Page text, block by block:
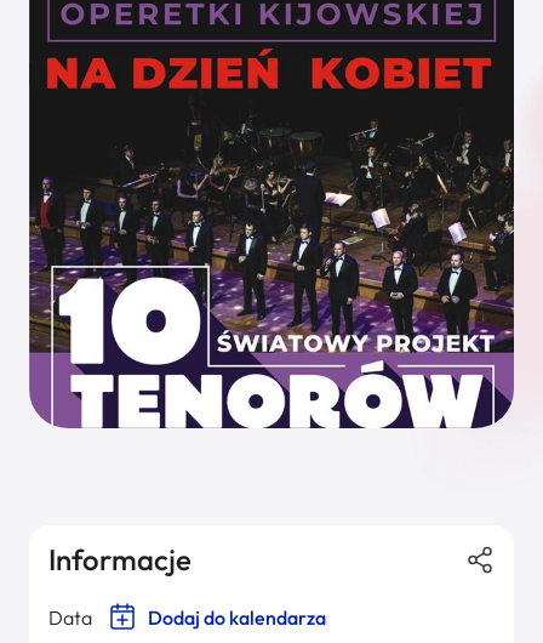
Wyszukaj
Informacje
Data Dodaj do kalendarza